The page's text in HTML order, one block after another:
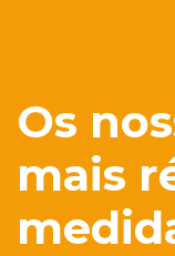
Os
mais